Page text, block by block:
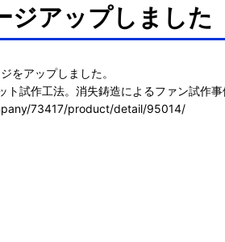
ジアップしました
をアップしました。
73417/product/detail/95014/